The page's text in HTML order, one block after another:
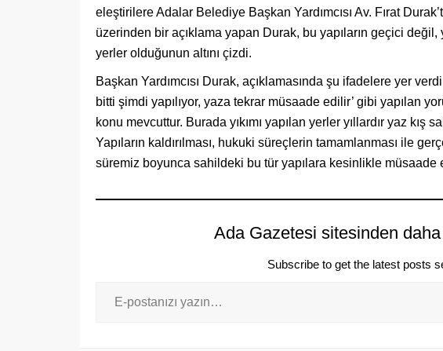
eleştirilere Adalar Belediye Başkan Yardımcısı Av. Fırat
üzerinden bir açıklama yapan Durak, bu yapıların geçici değil,
yerler olduğunun altını çizdi.
Başkan Yardımcısı Durak, açıklamasında şu ifadelere yer
bitti şimdi yapılıyor, yaza tekrar müsaade edilir’ gibi yapılan
konu mevcuttur. Burada yıkımı yapılan yerler yıllardır yaz
Yapıların kaldırılması, hukuki süreçlerin tamamlanması ile
süremiz boyunca sahildeki bu tür yapılara kesinlikle müsaade
Ada Gazetesi sitesinden
Subscribe to get the latest posts